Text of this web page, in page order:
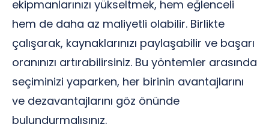
ekipmanlarınızı yükseltmek, hem eğlenceli
hem de daha az maliyetli olabilir. Birlikte
çalışarak, kaynaklarınızı paylaşabilir ve başarı
oranınızı artırabilirsiniz. Bu yöntemler arasında
seçiminizi yaparken, her birinin avantajlarını
ve dezavantajlarını göz önünde
bulundurmalısınız.